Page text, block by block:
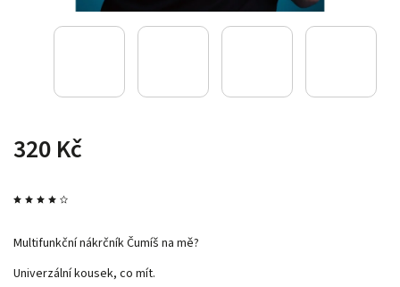
320 Kč
Multifunkční nákrčník Čumíš na mě?
Univerzální kousek, co mít.